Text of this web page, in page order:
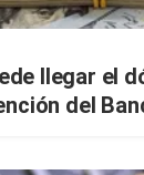
llegar el
del